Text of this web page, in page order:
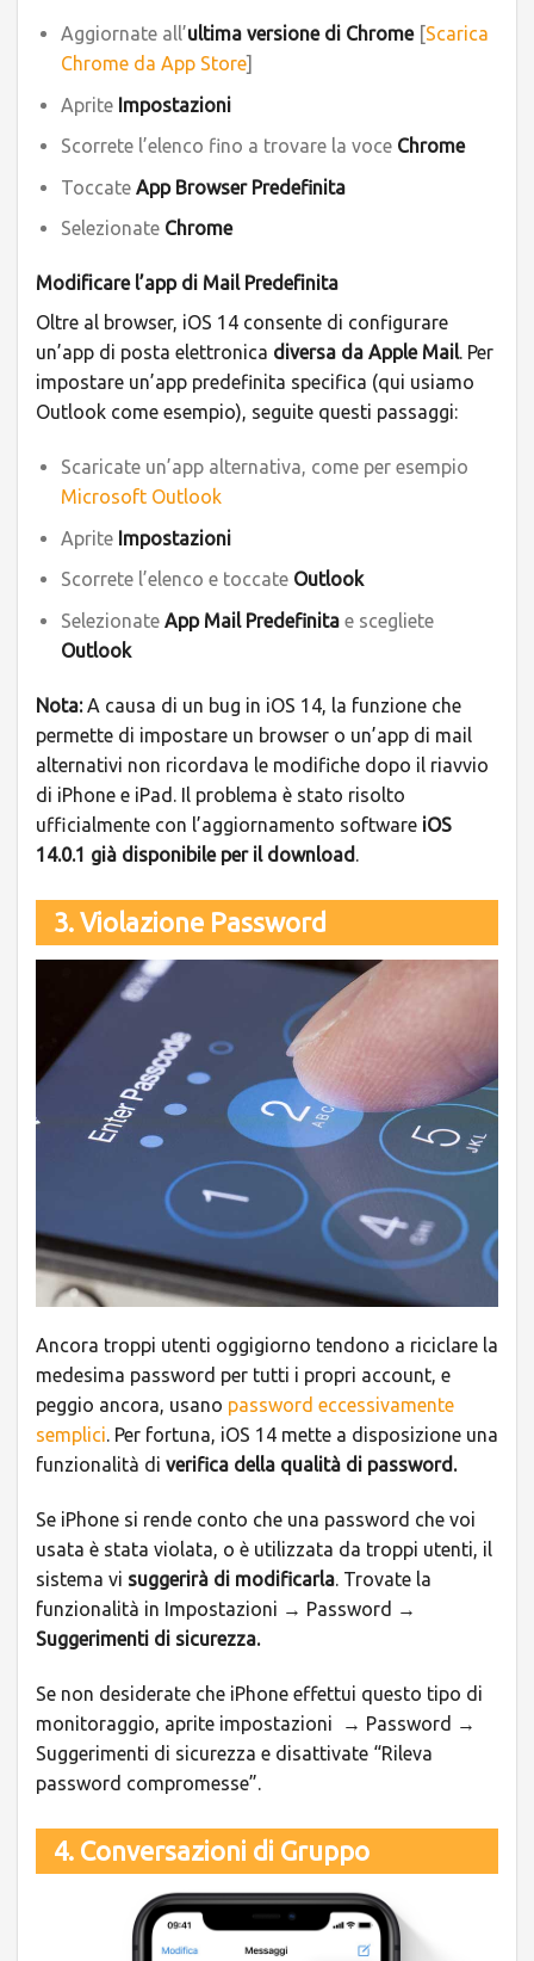
Aggiornate all’ultima versione di Chrome[Scarica
Chrome da App Store]
Aprite Impostazioni
Scorrete l’elenco fino a trovare la voce Chrome
Toccate App Browser Predefinita
Selezionate Chrome
Modificare l’app di Mail Predefinita
Oltre al browser, iOS 14 consente di configurare
un’app di posta elettronica diversa da Apple Mail. Per
impostare un’app predefinita specifica (qui usiamo
Outlook come esempio), seguite questi passaggi:
Scaricate un’app alternativa, come per esempio
Microsoft Outlook
Aprite Impostazioni
Scorrete l’elenco e toccate Outlook
Selezionate App Mail Predefinitae scegliete
Outlook
Nota:A causa di un bug in iOS 14, la funzione che
permette di impostare un browser o un’app di mail
alternativi non ricordava le modifiche dopo il riavvio
di iPhone e iPad. Il problema è stato risolto
ufficialmente con l’aggiornamento software iOS
14.0.1 già disponibile per il download
3. Violazione Password
Ancora troppi utenti oggigiorno tendono a riciclare la
medesima password per tutti i propri account, e
peggio ancora, usano password eccessivamente
semplici. Per fortuna, iOS 14 mette a disposizione una
funzionalità di verifica della qualità di password.
Se iPhone si rende conto che una password che voi
usata è stata violata, o è utilizzata da troppi utenti, il
sistema vi suggerirà di modificarla. Trovate la
funzionalità in Impostazioni → Password →
Suggerimenti di sicurezza.
Se non desiderate che iPhone effettui questo tipo di
monitoraggio, aprite impostazioni → Password →
Suggerimenti di sicurezza e disattivate “Rileva
password compromesse”.
4. Conversazioni di Gruppo